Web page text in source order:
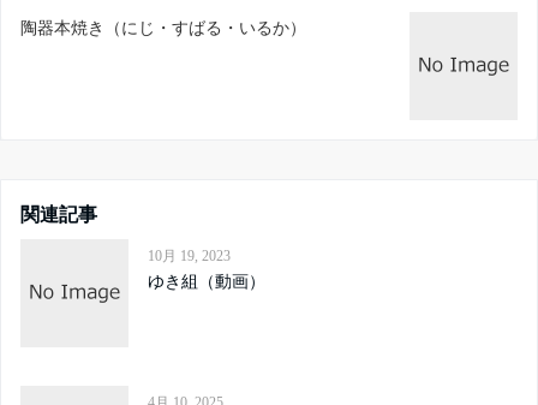
陶器本焼き（にじ・すばる・いるか）
関連記事
10月 19, 2023
ゆき組（動画）